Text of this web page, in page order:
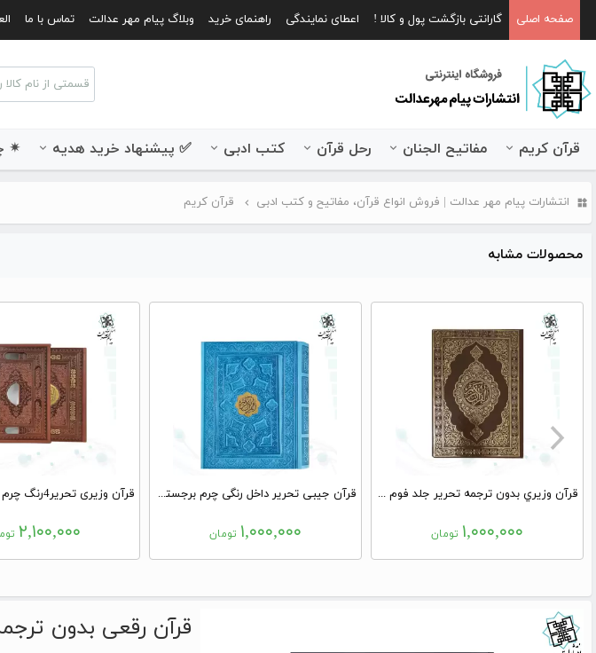
صفحه اصلی گارانتی بازگشت پول و کالا ! اعطای نمایندگی راهنمای خرید وبلاگ پیام مهر عدالت تماس با ما
قرآن کریم مفاتیح الجنان رحل قرآن کتب ادبی ✅ پیشنهاد خرید هدیه ✴
انتشارات پیام مهر عدالت | فروش انواع قرآن، مفاتیح و کتب ادبی قرآن کریم
محصولات مشابه
قرآن وزيري بدون ترجمه تحرير جلد فوم جديد
۱,۰۰۰,۰۰۰ تومان
قرآن جیبی تحریر داخل رنگی چرم برجسته جعبه دار با پلاک
۱,۰۰۰,۰۰۰ تومان ۲,۱۰۰,۰۰۰
قرآن رقعی بدون